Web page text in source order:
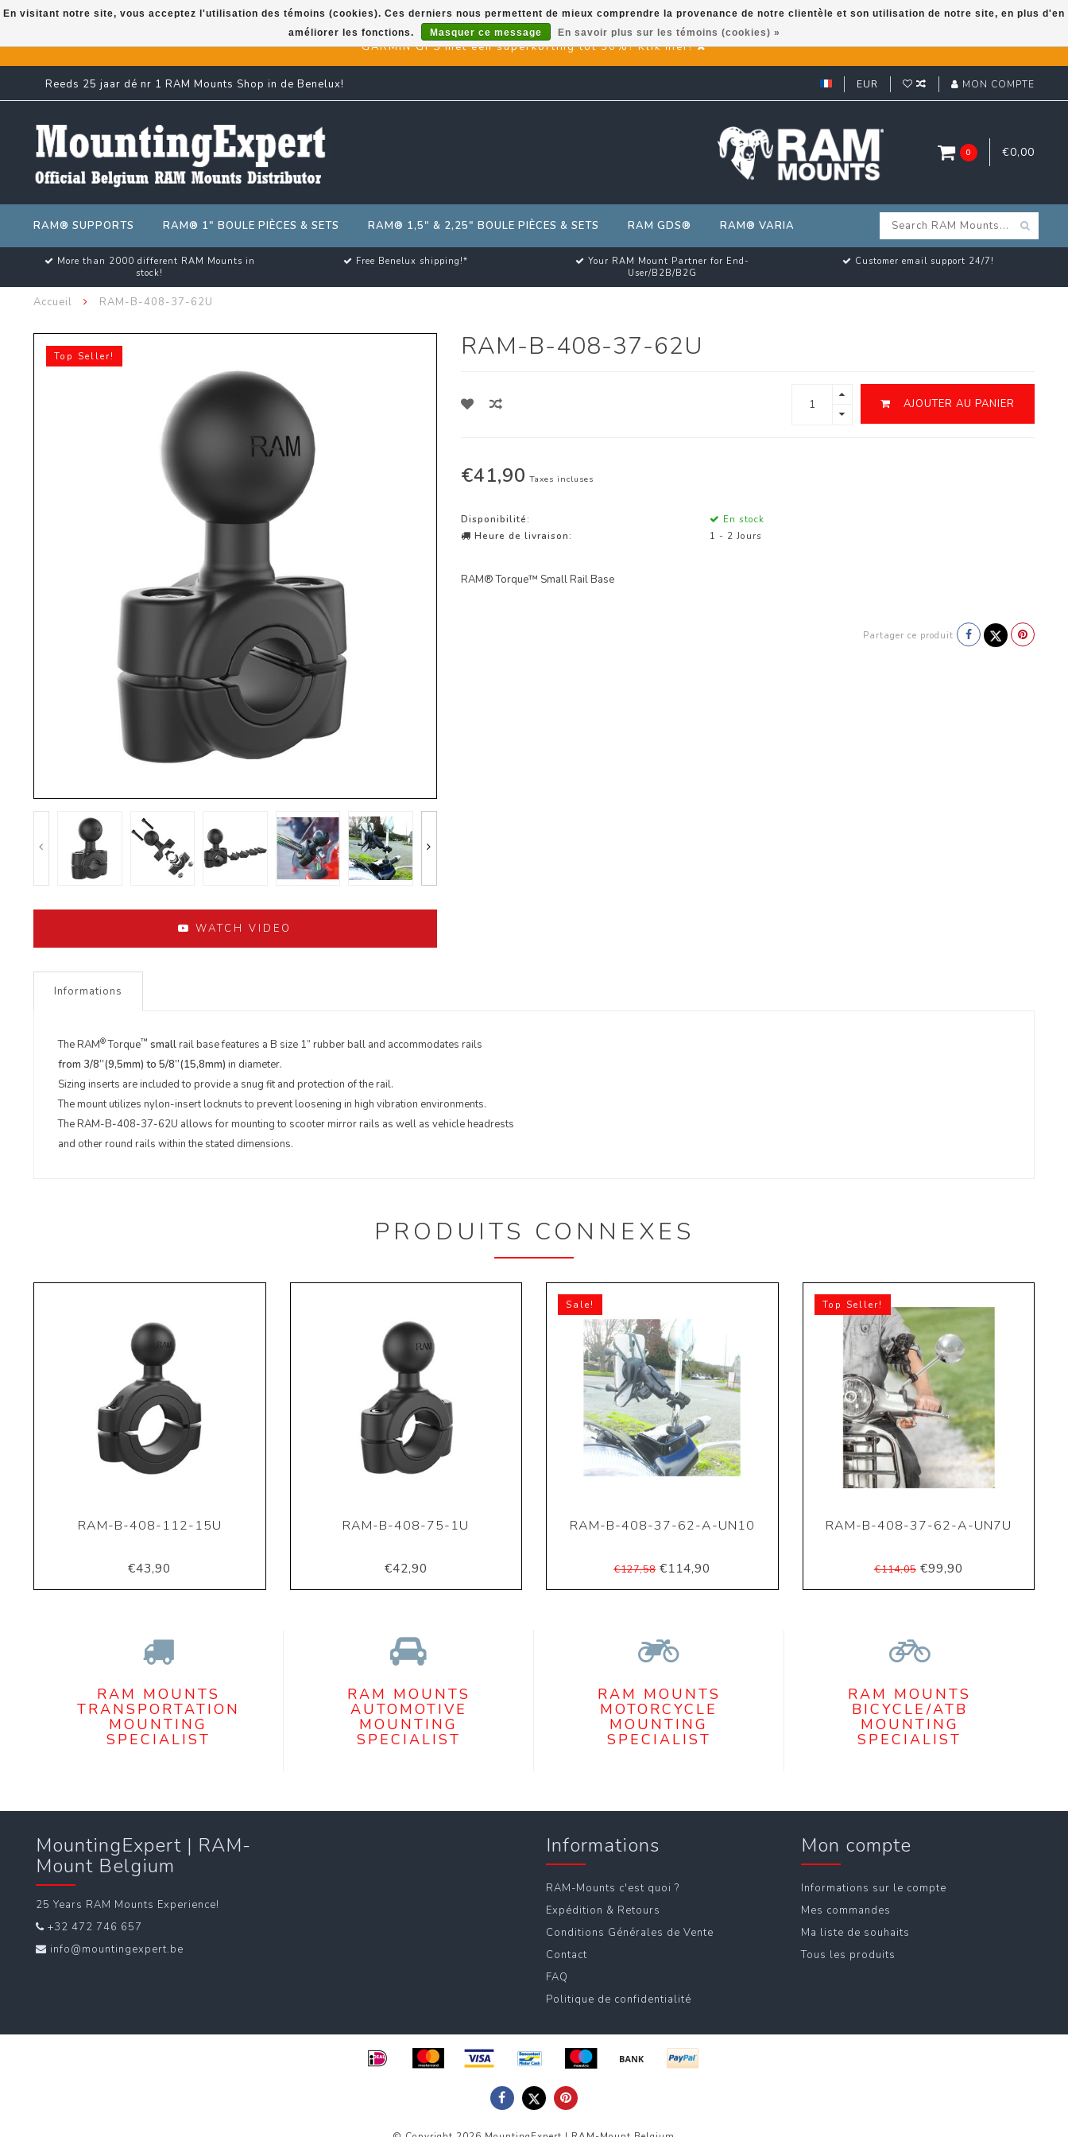
GARMIN GPS met een superkorting tot 50%? Klik hier!
Reeds 25 jaar dé nr 1 RAM Mounts Shop in de Benelux! EUR MON COMPTE
0 €0,00
RAM® SUPPORTS RAM® 1" BOULE PIÈCES & SETS RAM® 1,5" & 2,25" BOULE PIÈCES & SETS RAM GDS® RAM® VARIA
More than 2000 different RAM Mounts in
stock!
Free Benelux shipping!*
Your RAM Mount Partner for End-
User/B2B/B2G
Customer email support 24/7!
Accueil RAM-B-408-37-62U
Top Seller!
WATCH VIDEO
RAM-B-408-37-62U
AJOUTER AU PANIER
€41,90 Taxes incluses
Disponibilité:
En stock
Heure de livraison:
1 - 2 Jours
RAM® Torque™ Small Rail Base
Partager ce produit
Informations
The RAM®Torque™ smallrail base features a B size 1” rubber ball and accommodates rails
from 3/8”(9,5mm) to 5/8”(15,8mm) in diameter.
Sizing inserts are included to provide a snug fit and protection of the rail.
The mount utilizes nylon-insert locknuts to prevent loosening in high vibration environments.
The RAM-B-408-37-62U allows for mounting to scooter mirror rails as well as vehicle headrests
and other round rails within the stated dimensions.
PRODUITS CONNEXES
RAM-B-408-112-15U
€43,90
RAM-B-408-75-1U
€42,90
Sale!
RAM-B-408-37-62-A-UN10
€127,58€114,90
Top Seller!
RAM-B-408-37-62-A-UN7U
€114,05€99,90
En visitant notre site, vous acceptez l'utilisation des témoins (cookies). Ces derniers nous permettent de mieux comprendre la provenance de notre clientèle et son utilisation de notre site, en plus d'en
améliorer les fonctions.
Masquer ce message En savoir plus sur les témoins (cookies) »
RAM MOUNTS
TRANSPORTATION
MOUNTING
SPECIALIST
RAM MOUNTS
AUTOMOTIVE
MOUNTING
SPECIALIST
RAM MOUNTS
MOTORCYCLE
MOUNTING
SPECIALIST
RAM MOUNTS
BICYCLE/ATB
MOUNTING
SPECIALIST
MountingExpert | RAM-
Mount Belgium
25 Years RAM Mounts Experience!
+32 472 746 657
info@mountingexpert.be
Informations
RAM-Mounts c'est quoi ?
Expédition & Retours
Conditions Générales de Vente
Contact
FAQ
Politique de confidentialité
Mon compte
Informations sur le compte
Mes commandes
Ma liste de souhaits
Tous les produits